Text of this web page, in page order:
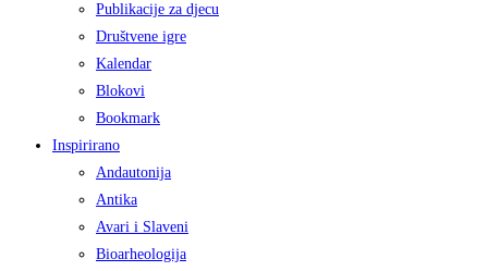
Publikacije za djecu
Društvene igre
Kalendar
Blokovi
Bookmark
Inspirirano
Andautonija
Antika
Avari i Slaveni
Bioarheologija